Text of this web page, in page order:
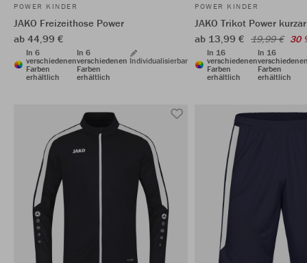
POWER KINDER
JAKO Freizeithose Power
ab 44,99 €
In 6
verschiedenen
Farben
erhältlich
In 6
verschiedenen
Farben
erhältlich
Individualisierbar
POWER KINDER
JAKO Trikot Power
ab 13,99 € 19,99 € 30
In 16
verschiedenen
Farben
erhältlich
In 16
Farben
erhältlich